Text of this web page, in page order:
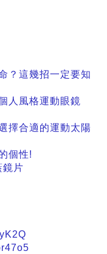
？這幾招一定要知
人風格運動眼鏡
擇合適的運動太陽
個性!
鏡片